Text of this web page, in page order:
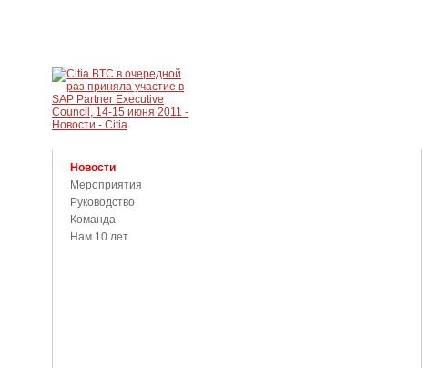
Новости
Мероприятия
Руководство
Команда
Нам 10 лет